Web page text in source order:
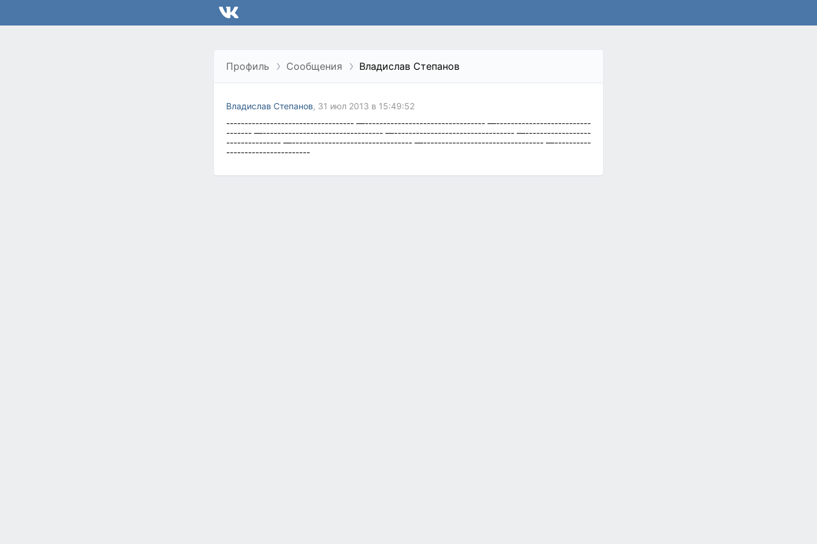
Профиль Сообщения Владислав Степанов
Владислав Степанов, 31 июл 2013 в 15:49:52
----------------------------------- —--------------------------------- —--------------------------
------- —--------------------------------- —--------------------------------- —------------------
--------------- —--------------------------------- —--------------------------------- —----------
-----------------------